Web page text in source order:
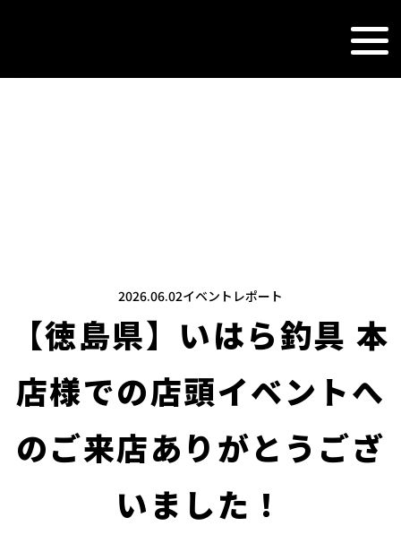
2026.06.02イベントレポート
【徳島県】いはら釣具 本
店様での店頭イベントへ
のご来店ありがとうござ
いました！